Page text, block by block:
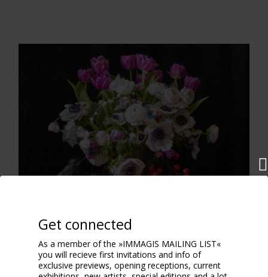
WHITE WEDDING
Get connected
As a member of the »IMMAGIS MAILING LIST«
you will recieve first invitations and info of
exclusive previews, opening receptions, current